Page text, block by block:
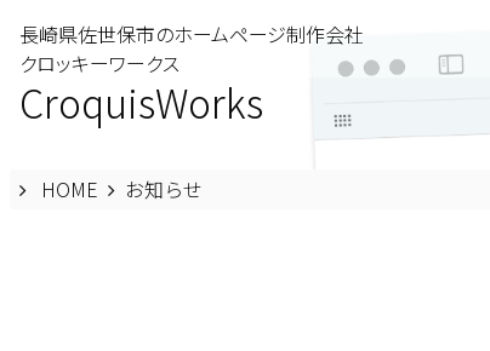
content
長崎県佐世保市のホームページ制作会社
クロッキーワークス
CroquisWorks
HOME お知らせ